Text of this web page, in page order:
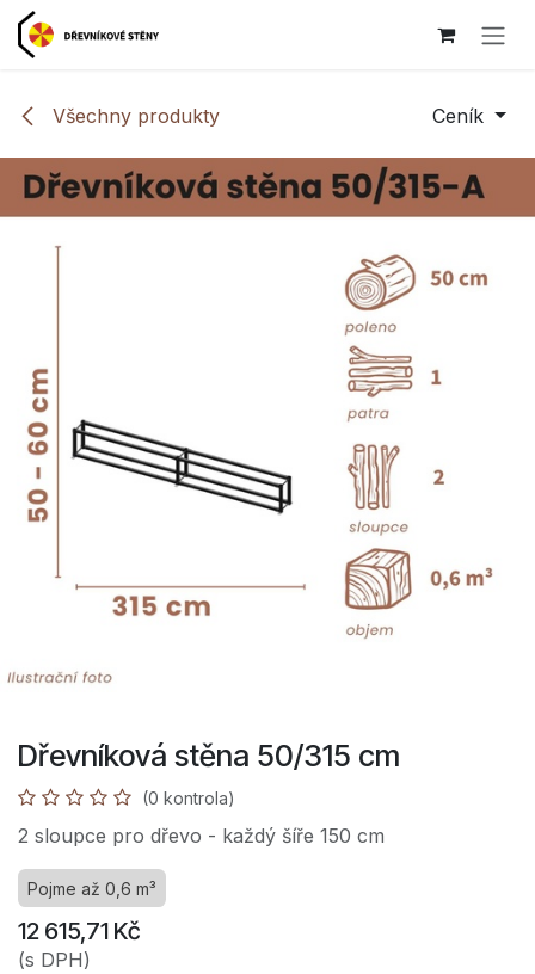
Přejít na obsah
Všechny produkty Ceník
Dřevníková stěna 50/315 cm
(0 kontrola)
2 sloupce pro dřevo - každý šíře 150 cm
Pojme až 0,6 m³
12 615,71 Kč
(s DPH)